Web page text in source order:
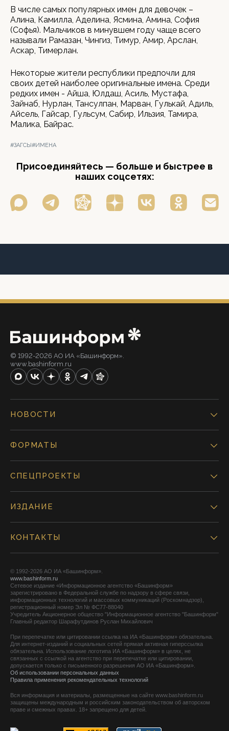
В числе самых популярных имен для девочек –
Алина, Камилла, Аделина, Ясмина, Амина, София
(Софья). Мальчиков в минувшем году чаще всего
называли Рамазан, Чингиз, Тимур, Амир, Арслан,
Аскар, Тимерлан.
Некоторые жители республики предпочли для
своих детей наиболее оригинальные имена. Среди
редких имен - Айша, Юлдаш, Асиль, Мустафа,
Зайнаб, Нурлан, Тансулпан, Марван, Гулькай, Адиль,
Айсель, Гайсар, Гульсум, Сабир, Ильзия, Тамира,
Малика, Байрас.
#ЗАГСЫ#ИМЕНА
Присоединяйтесь — больше и быстрее в
наших соцсетях:
© 1992-2026 АО ИА «Башинформ».
www.bashinform.ru
НОВОСТИ
ФОРМАТЫ
СПЕЦПРОЕКТЫ
ИЗДАНИЕ
КОНТАКТЫ
© 1992-2026 АО ИА «Башинформ».
www.bashinform.ru
Сетевое издание «Информационное агентство «Башинформ»
зарегистрировано в Федеральной службе по надзору в сфере связи,
информационных технологий и массовых коммуникаций (Роскомнадзор),
регистрационный номер Эл № ФС77-88040
Учредитель Акционерное общество "Информационное агентство "Башинформ"
Главный редактор Шарафутдинов Руслан Михайлович
При перепечатке или цитировании ссылка на ИА «Башинформ» обязательна.
Для интернет-изданий и социальных сетей прямая активная гиперссылка
обязательна. Использование логотипа ИА «Башинформ» в целях, не
связанных с ссылкой на агентство при перепечатке или цитировании,
допускается только с письменного разрешения АО ИА «Башинформ».
Об использовании персональных данных
Правила применения рекомендательных технологий
Вся информация и материалы, размещенные на сайте www.bashinform.ru
защищены международным и российским законодательством об авторском
праве и смежных правах. 18+ запрещено для детей.